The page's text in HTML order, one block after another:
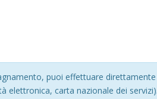
puoi effettuare
elettronica, carta nazionale dei servizi).